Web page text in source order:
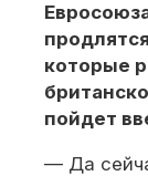
которые
пойдет
— Да